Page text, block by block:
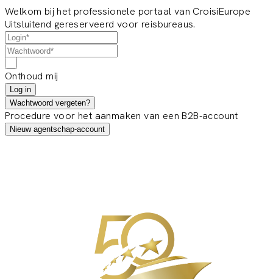
Welkom bij het professionele portaal van CroisiEurope
Uitsluitend gereserveerd voor reisbureaus.
Onthoud mij
Log in
Wachtwoord vergeten?
Procedure voor het aanmaken van een B2B-account
Nieuw agentschap-account